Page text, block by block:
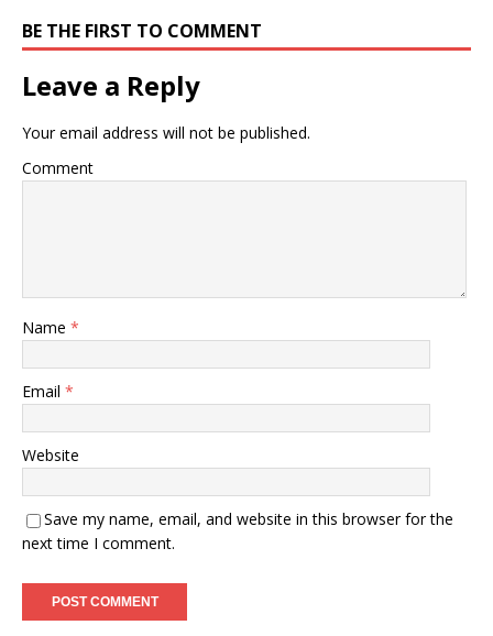
BE THE FIRST TO COMMENT
Leave a Reply
Your email address will not be published.
Comment
Name *
Email *
Website
Save my name, email, and website in this browser for the
next time I comment.